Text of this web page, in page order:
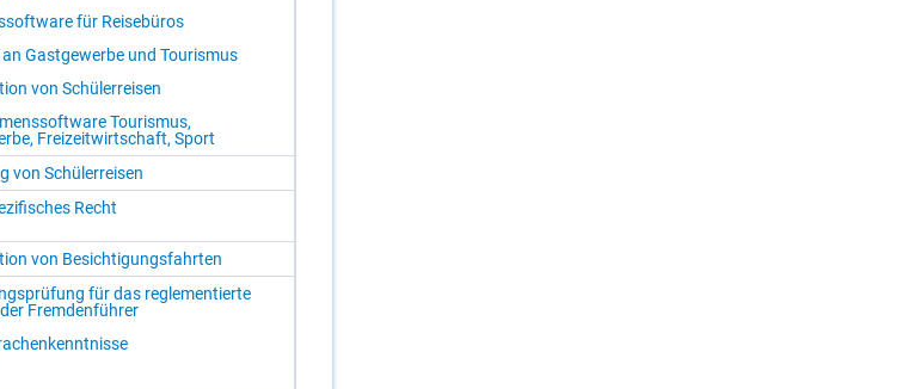
für Reisebüros
Gastgewerbe und Tourismus
von Schülerreisen
Tourismus,
Freizeitwirtschaft, Sport
von Schülerreisen
Recht
von Besichtigungsfahrten
für das reglementierte
Fremdenführer